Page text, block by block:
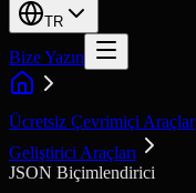
TR
Bize Yazın
Ücretsiz Çevrimiçi Araçlar
Geliştirici Araçları
JSON Biçimlendirici